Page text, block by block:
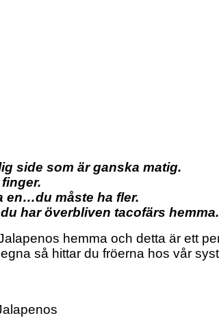
side som är ganska matig.
en…du måste ha fler.
har överbliven tacofärs hemma.
hemma och detta är ett
så hittar du fröerna hos vår